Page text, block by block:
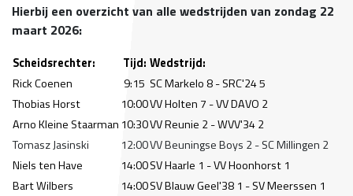
Hierbij een overzicht van alle wedstrijden van zondag 22
maart 2026:
Scheidsrechter: Tijd: Wedstrijd:
Rick Coenen
9:15 SC Markelo 8 - SRC'24 5
Thobias Horst
10:00VV Holten 7 - VV DAVO 2
Arno Kleine Staarman 10:30VV Reunie 2 - WVV'34 2
Tomasz Jasinski
12:00VV Beuningse Boys 2 - SC Millingen 2
Niels ten Have
14:00SV Haarle 1 - VV Hoonhorst 1
Bart Wilbers
14:00SV Blauw Geel'38 1 - SV Meerssen 1